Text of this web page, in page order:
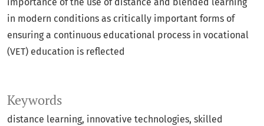
Keywords
distance learning, innovative technologies, skilled
importance of the use of distance and blended learning
in modern conditions as critically important forms of
ensuring a continuous educational process in vocational
(VET) education is reflected